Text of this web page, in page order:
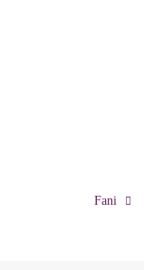
Fani